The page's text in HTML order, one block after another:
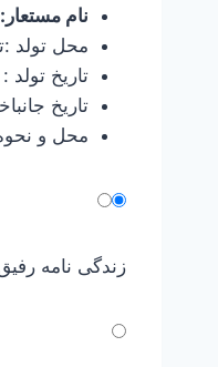
نام
محل تولد
تاریخ تولد : 1342
تاریخ
محل و نحوه
زندگی نامه